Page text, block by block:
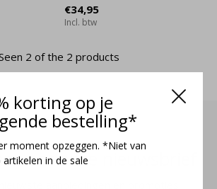
korting op je
bestelling*
moment opzeggen. *Niet van
in de sale
€34,95
Incl. btw
2 of the 2 products
voor onze nieuwsbrief